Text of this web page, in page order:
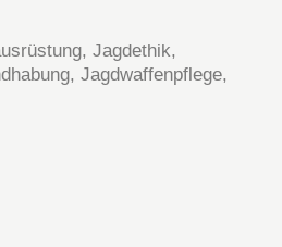
,Jagdethik,
,Jagdwaffenpflege,